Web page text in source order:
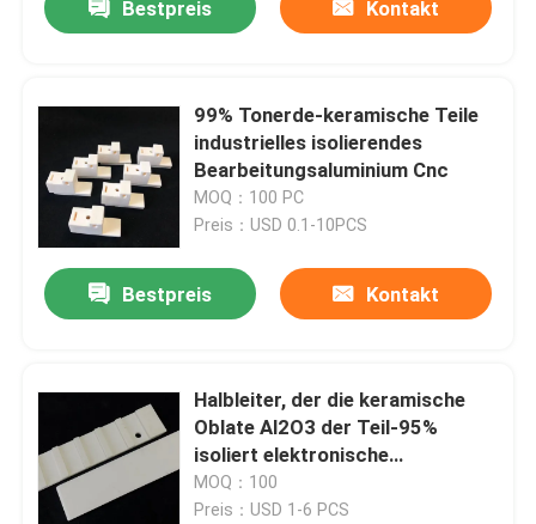
Bestpreis Kontakt
99% Tonerde-keramische Teile
industrielles isolierendes
Bearbeitungsaluminium Cnc
MOQ：100 PC
Preis：USD 0.1-10PCS
Bestpreis Kontakt
Halbleiter, der die keramische
Oblate Al2O3 der Teil-95%
isoliert elektronische
keramische Teile maschinell
bearbeitet
MOQ：100
Preis：USD 1-6 PCS